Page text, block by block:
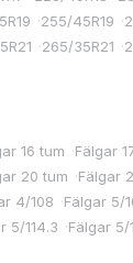
·255/45R19 ·
·265/35R21 ·
16 tum ·Fälgar
20 tum ·Fälgar
4/108 ·Fälgar 5/
5/114.3 ·Fälgar 5/